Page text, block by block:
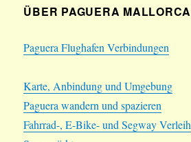
ÜBER PAGUERA MALLORCA
Paguera Flughafen Verbindungen
Karte, Anbindung und Umgebung
Paguera wandern und spazieren
Fahrrad-, E-Bike- und Segway Verleih